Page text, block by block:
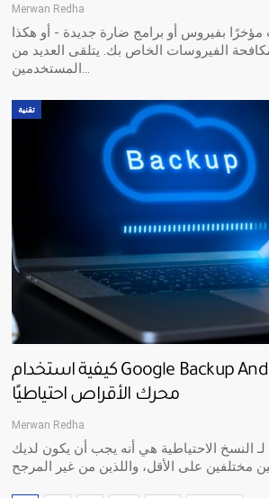
Merwan Redha
بفيروس أو برامج ضارة جديدة - أو هكذا
الفيروسات الخاص بك. يتلقى العديد من
المستخدمين…
تقنية
كيفية استخدام Google Backup And Sync لنسخ
محرك الأقراص احتياطيًا
Merwan Redha
لـ النسخ الاحتياطية هي أنه يجب أن يكون لديك